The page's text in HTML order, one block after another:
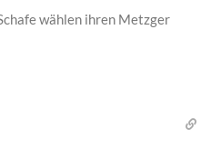
wählen ihren Metzger